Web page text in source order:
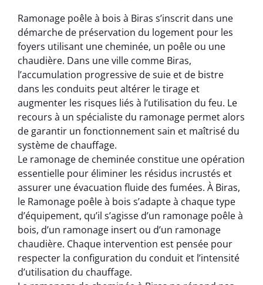
Ramonage poêle à bois à Biras s’inscrit dans une
démarche de préservation du logement pour les
foyers utilisant une cheminée, un poêle ou une
chaudière. Dans une ville comme Biras,
l’accumulation progressive de suie et de bistre
dans les conduits peut altérer le tirage et
augmenter les risques liés à l’utilisation du feu. Le
recours à un spécialiste du ramonage permet alors
de garantir un fonctionnement sain et maîtrisé du
système de chauffage.
Le ramonage de cheminée constitue une opération
essentielle pour éliminer les résidus incrustés et
assurer une évacuation fluide des fumées. À Biras,
le Ramonage poêle à bois s’adapte à chaque type
d’équipement, qu’il s’agisse d’un ramonage poêle à
bois, d’un ramonage insert ou d’un ramonage
chaudière. Chaque intervention est pensée pour
respecter la configuration du conduit et l’intensité
d’utilisation du chauffage.